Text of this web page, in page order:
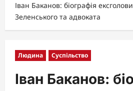
Іван Баканов: біографія
Зеленського та адвоката
Людина Суспільство
Іван Баканов: